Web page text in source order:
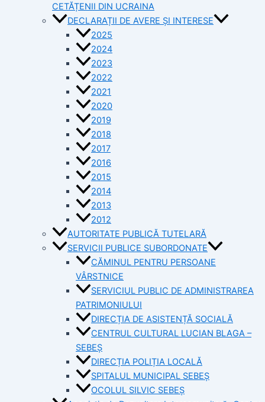
CETĂȚENII DIN UCRAINA
DECLARAȚII DE AVERE ȘI INTERESE
2025
2024
2023
2022
2021
2020
2019
2018
2017
2016
2015
2014
2013
2012
AUTORITATE PUBLICĂ TUTELARĂ
SERVICII PUBLICE SUBORDONATE
CĂMINUL PENTRU PERSOANE
VÂRSTNICE
SERVICIUL PUBLIC DE ADMINISTRAREA
PATRIMONIULUI
DIRECȚIA DE ASISTENȚĂ SOCIALĂ
CENTRUL CULTURAL LUCIAN BLAGA –
SEBEȘ
DIRECȚIA POLIȚIA LOCALĂ
SPITALUL MUNICIPAL SEBEȘ
OCOLUL SILVIC SEBEȘ